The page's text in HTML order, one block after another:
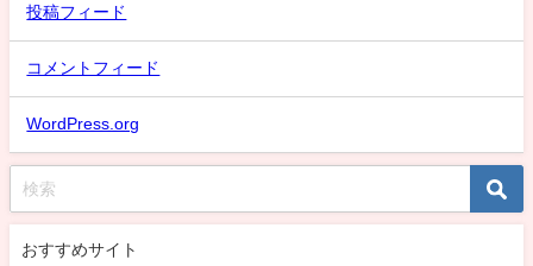
投稿フィード
コメントフィード
WordPress.org
おすすめサイト